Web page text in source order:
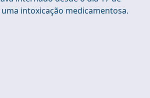
intoxicação medicamentosa.